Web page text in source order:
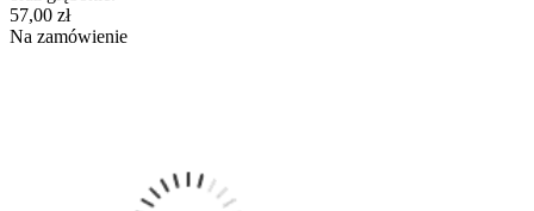
57,00 zł
Na zamówienie